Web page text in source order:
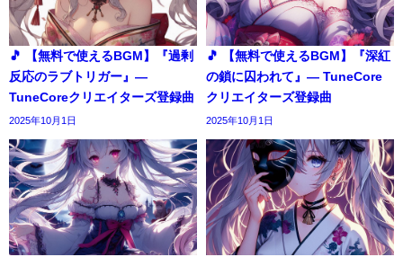
🎵 【無料で使えるBGM】『過剰
反応のラブトリガー』―
TuneCoreクリエイターズ登録曲
2025年10月1日
🎵 【無料で使えるBGM】『深紅
の鎖に囚われて』― TuneCore
クリエイターズ登録曲
2025年10月1日